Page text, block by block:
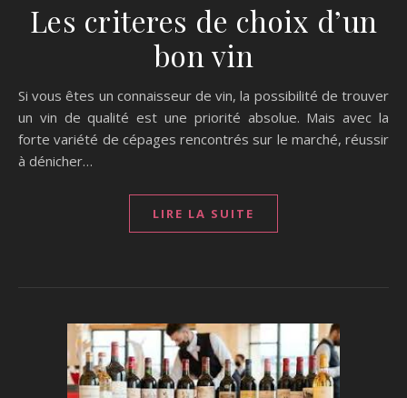
Les criteres de choix d’un
bon vin
Si vous êtes un connaisseur de vin, la possibilité de trouver
un vin de qualité est une priorité absolue. Mais avec la
forte variété de cépages rencontrés sur le marché, réussir
à dénicher…
LIRE LA SUITE